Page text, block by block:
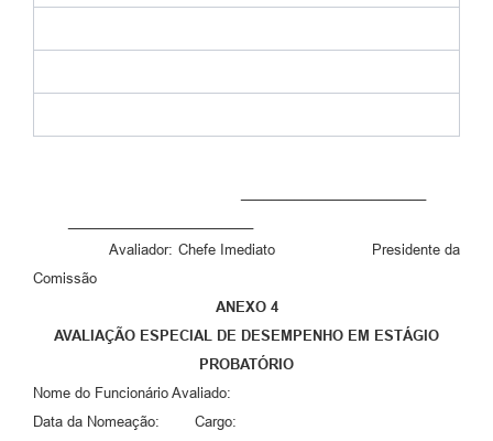
Avaliador: Chefe Imediato Presidente da
Comissão
ANEXO 4
AVALIAÇÃO ESPECIAL DE DESEMPENHO EM ESTÁGIO
PROBATÓRIO
Nome do Funcionário Avaliado:
Data da Nomeação: Cargo: